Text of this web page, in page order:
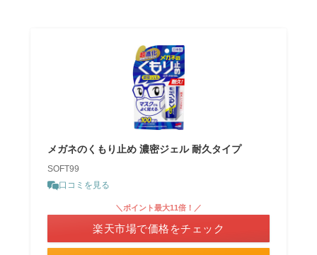
メガネのくもり止め 濃密ジェル 耐久タイプ
SOFT99
口コミを見る
＼ポイント最大11倍！／
楽天市場で価格をチェック